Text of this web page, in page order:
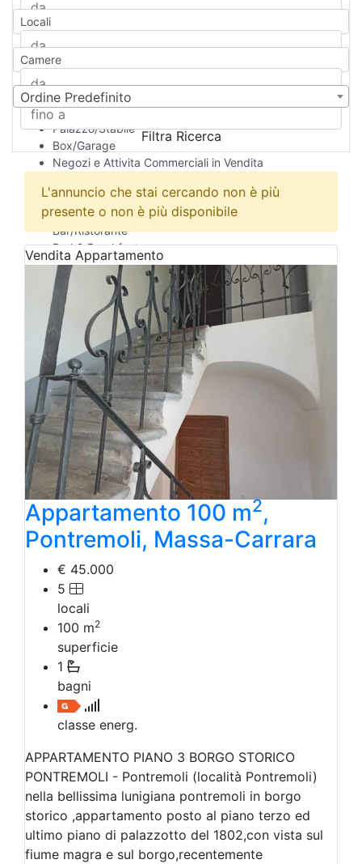
Attico/Mansarda
Rustico/Casale
Camera d'Albergo
Multiproprietà
Palazzo/Stabile
Box/Garage
Negozi e Attivita Commerciali in Vendita
Attività/Licenza Commerciale
Azienda Agricola
Bar/Ristorante
Bed & Breakfast
Albergo
Laboratorio Artigianale
Negozio/locale commerciale
Agriturismo
Magazzini
Capannoni
Uffici
Terreni in Vendita
Qualsiasi
Terreno edificabile
Terreno
Locali
Camere
Ordine Predefinito
Filtra Ricerca
L'annuncio che stai cercando non è più
presente o non è più disponibile
Vendita Appartamento
Appartamento 100 m2,
Pontremoli, Massa-Carrara
€ 45.000
5
locali
100 m2
superficie
1
bagni
classe energ.
APPARTAMENTO PIANO 3 BORGO STORICO
PONTREMOLI - Pontremoli (località Pontremoli)
nella bellissima lunigiana pontremoli in borgo
storico ,appartamento posto al piano terzo ed
ultimo piano di palazzotto del 1802,con vista sul
fiume magra e sul borgo,recentemente